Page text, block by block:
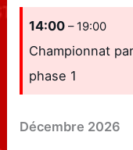
14:00– 19:00
Championnat
phase 1
Décembre 2026